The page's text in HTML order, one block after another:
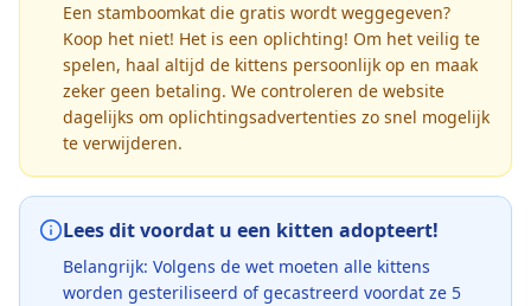
Een stamboomkat die gratis wordt weggegeven?
Koop het niet! Het is een oplichting! Om het veilig te
spelen, haal altijd de kittens persoonlijk op en maak
zeker geen betaling. We controleren de website
dagelijks om oplichtingsadvertenties zo snel mogelijk
te verwijderen.
Lees dit voordat u een kitten adopteert!
Belangrijk: Volgens de wet moeten alle kittens
worden gesteriliseerd of gecastreerd voordat ze 5